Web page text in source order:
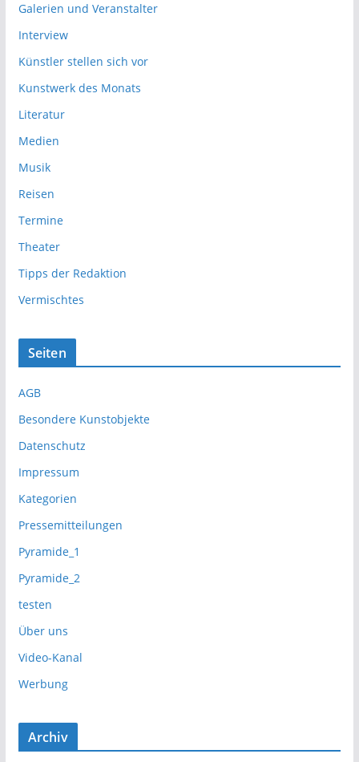
Galerien und Veranstalter
Interview
Künstler stellen sich vor
Kunstwerk des Monats
Literatur
Medien
Musik
Reisen
Termine
Theater
Tipps der Redaktion
Vermischtes
Seiten
AGB
Besondere Kunstobjekte
Datenschutz
Impressum
Kategorien
Pressemitteilungen
Pyramide_1
Pyramide_2
testen
Über uns
Video-Kanal
Werbung
Archiv